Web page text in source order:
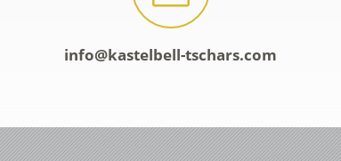
info@kastelbell-tschars.com